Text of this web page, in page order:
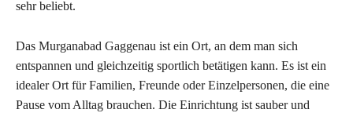
sehr beliebt.
Das Murganabad Gaggenau ist ein Ort, an dem man sich
entspannen und gleichzeitig sportlich betätigen kann. Es ist ein
idealer Ort für Familien, Freunde oder Einzelpersonen, die eine
Pause vom Alltag brauchen. Die Einrichtung ist sauber und